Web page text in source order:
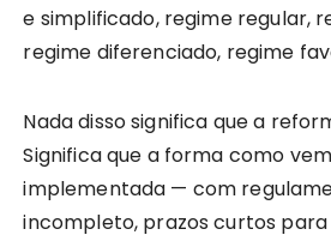
e simplificado, regime regular,
regime diferenciado, regime
Nada disso significa que a
Significa que a forma como
implementada — com
incompleto, prazos curtos